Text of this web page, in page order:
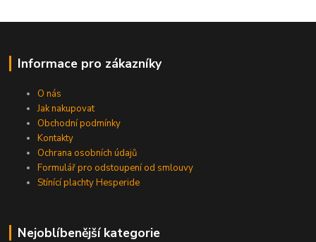
Informace pro zákazníky
O nás
Jak nakupovat
Obchodní podmínky
Kontakty
Ochrana osobních údajů
Formulář pro odstoupení od smlouvy
Stínící plachty Hesperide
Nejoblíbenější kategorie